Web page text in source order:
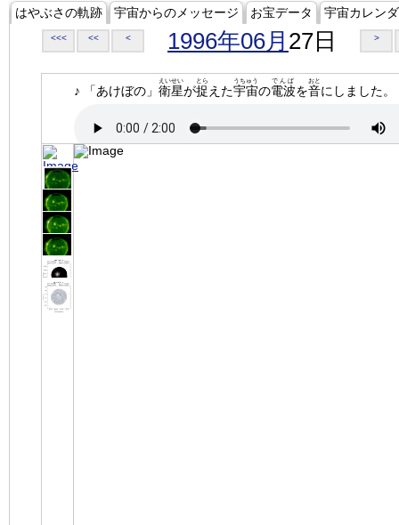
はやぶさの軌跡 宇宙からのメッセージ お宝データ 宇宙カレン
<<< << < 1996年06月 27日 >
♪ 「あけぼの」 衛星
えいせい
が捉
とら
えた宇宙
うちゅう
の電波
でんぱ
を音
おと
にしました。